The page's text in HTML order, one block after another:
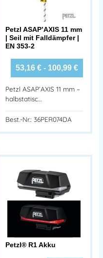
Petzl ASAP’AXIS 11 mm
| Seil mit Falldämpfer |
EN 353-2
53,16 €- 100,99 €
Petzl ASAP’AXIS 11 mm –
halbstatisc…
Best.-Nr.: 36PER074DA
Petzl® R1 Akku